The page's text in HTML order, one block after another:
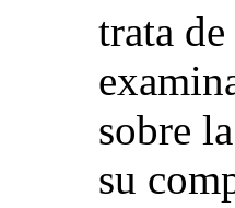
trata
sobre
su